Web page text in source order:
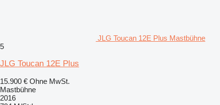
JLG Toucan 12E Plus Mastbühne
5
JLG Toucan 12E Plus
15.900 € Ohne MwSt.
Mastbühne
2016